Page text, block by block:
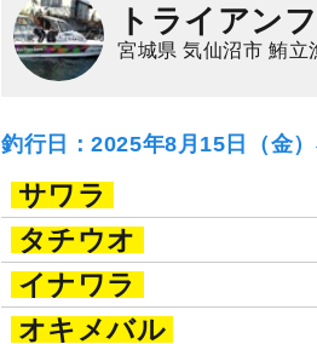
トライアンフ
宮城県 気仙沼市 鮪立
釣行日：2025年8月15日（金
サワラ
タチウオ
イナワラ
オキメバル